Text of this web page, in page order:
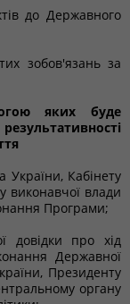
до Державного
зобов'язань за
яких буде
Кабінету
виконавчої влади
Програми;
довідки про хід
Державної
Президенту
органу